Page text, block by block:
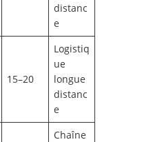
distanc
e
15–20
Logistiq
ue
longue
distanc
e
Chaîne